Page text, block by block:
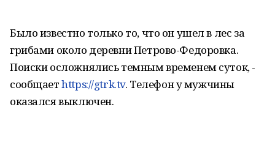
Было известно только то, что он ушел в лес за
грибами около деревни Петрово-Федоровка.
Поиски осложнялись темным временем суток, -
сообщаетhttps://gtrk.tv. Телефон у мужчины
оказался выключен.